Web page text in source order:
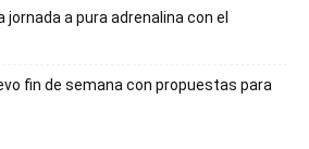
jornada a pura adrenalina con el
fin de semana con propuestas para